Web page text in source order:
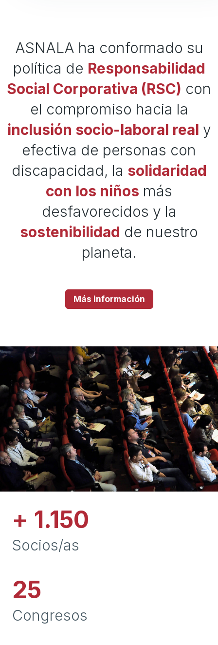
ASNALA ha conformado su
política de Responsabilidad
Social Corporativa (RSC) con
el compromiso hacia la
inclusión socio-laboral real y
efectiva de personas con
discapacidad, la solidaridad
con los niños más
desfavorecidos y la
sostenibilidad de nuestro
planeta.
Más información
+ 1.150
Socios/as
25
Congresos